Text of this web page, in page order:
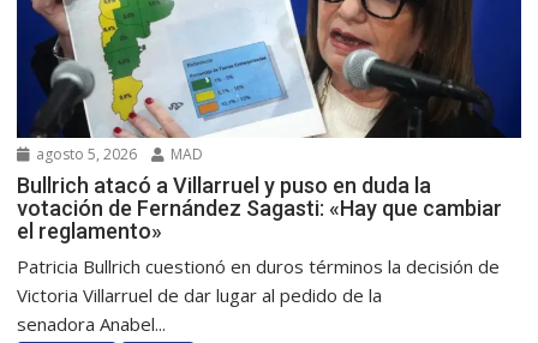
agosto 5, 2026 MAD
Bullrich atacó a Villarruel y puso en duda la
votación de Fernández Sagasti: «Hay que cambiar
el reglamento»
Patricia Bullrich cuestionó en duros términos la decisión de
Victoria Villarruel de dar lugar al pedido de la
senadora Anabel...